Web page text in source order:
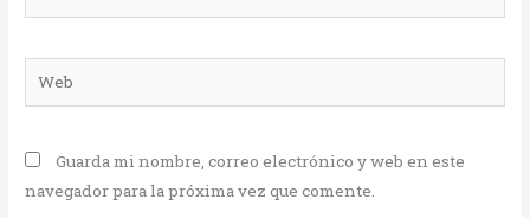
electrónico*
Guarda mi nombre, correo electrónico y web en este
navegador para la próxima vez que comente.